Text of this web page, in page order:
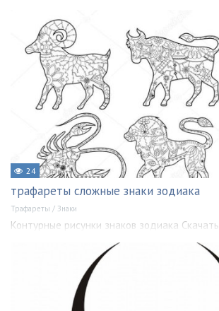
24
трафареты сложные знаки зодиака
Трафареты / Знаки
Контурные рисунки знаков зодиака Скачать